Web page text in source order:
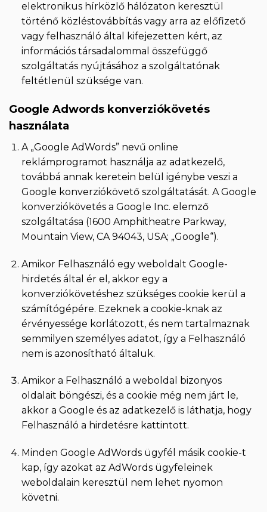
elektronikus hírközlő hálózaton keresztül
történő közléstovábbítás vagy arra az előfizető
vagy felhasználó által kifejezetten kért, az
információs társadalommal összefüggő
szolgáltatás nyújtásához a szolgáltatónak
feltétlenül szüksége van.
Google Adwords konverziókövetés
használata
A „Google AdWords” nevű online
reklámprogramot használja az adatkezelő,
továbbá annak keretein belül igénybe veszi a
Google konverziókövető szolgáltatását. A Google
konverziókövetés a Google Inc. elemző
szolgáltatása (1600 Amphitheatre Parkway,
Mountain View, CA 94043, USA; „Google“).
Amikor Felhasználó egy weboldalt Google-
hirdetés által ér el, akkor egy a
konverziókövetéshez szükséges cookie kerül a
számítógépére. Ezeknek a cookie-knak az
érvényessége korlátozott, és nem tartalmaznak
semmilyen személyes adatot, így a Felhasználó
nem is azonosítható általuk.
Amikor a Felhasználó a weboldal bizonyos
oldalait böngészi, és a cookie még nem járt le,
akkor a Google és az adatkezelő is láthatja, hogy
Felhasználó a hirdetésre kattintott.
Minden Google AdWords ügyfél másik cookie-t
kap, így azokat az AdWords ügyfeleinek
weboldalain keresztül nem lehet nyomon
követni.